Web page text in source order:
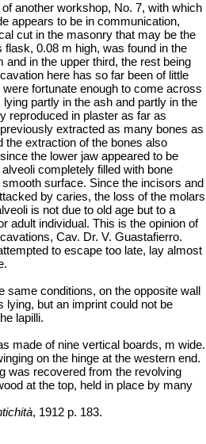
another workshop, No. 7, with which
appears to be in communication,
cut in the masonry that may be the
0.08 m high, was found in the
and in the upper third, the rest being
here has so far been of little
fortunate enough to come across
partly in the ash and partly in the
reproduced in plaster as far as
extracted as many bones as
the extraction of the bones also
the lower jaw appeared to be
completely filled with bone
surface. Since the incisors and
by caries, the loss of the molars
is not due to old age but to a
adult individual. This is the opinion of
Cav. Dr. V. Guastafierro.
to escape too late, lay almost
same conditions, on the opposite wall
lying, but an imprint could not be
lapilli.
made of nine vertical boards, m wide.
on the hinge at the western end.
was recovered from the revolving
at the top, held in place by many
, 1912 p. 183.